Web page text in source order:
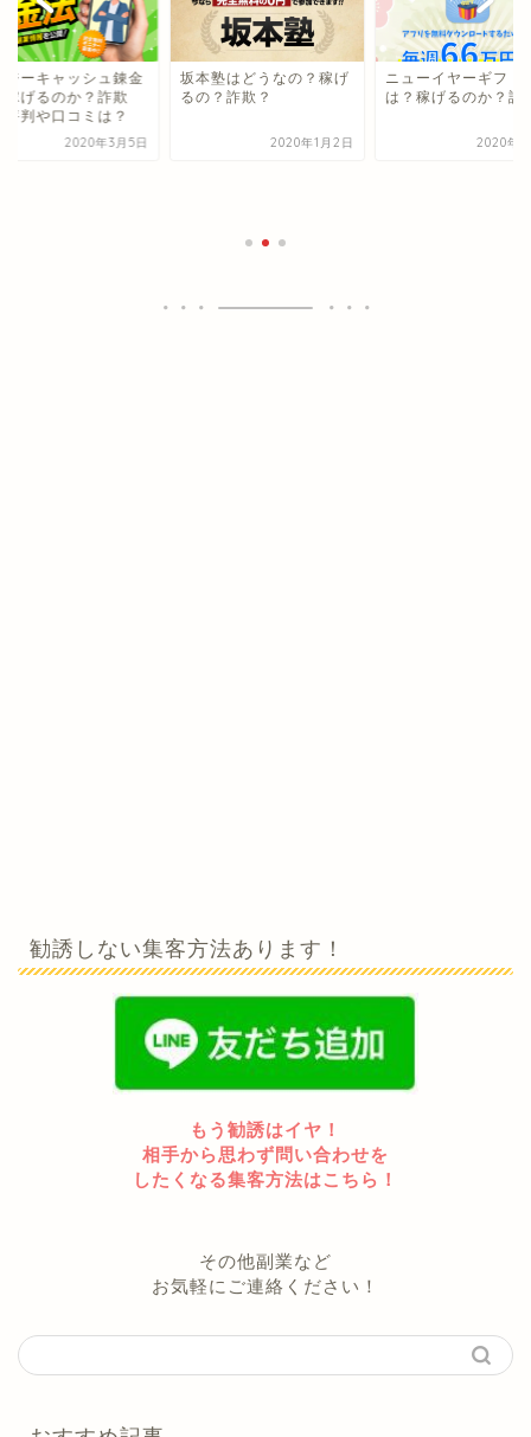
ジーキャッシュ錬金
稼げるのか？詐欺
評判や口コミは？
2020年3月5日
坂本塾はどうなの？稼げ
るの？詐欺？
2020年1月2日
ニューイヤーギフト
は？稼げるのか？詐
2020年1
勧誘しない集客方法あります！
もう勧誘はイヤ！
相手から思わず問い合わせを
したくなる集客方法はこちら！
その他副業など
お気軽にご連絡ください！